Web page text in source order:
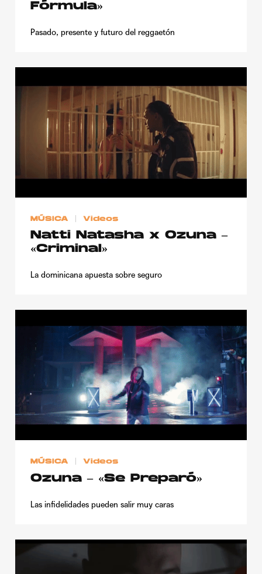
Fórmula»
Pasado, presente y futuro del reggaetón
MÚSICA Videos
Natti Natasha x Ozuna –
«Criminal»
La dominicana apuesta sobre seguro
MÚSICA Videos
Ozuna – «Se Preparó»
Las infidelidades pueden salir muy caras